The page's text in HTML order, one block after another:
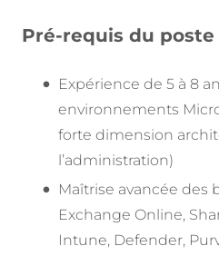
Pré-requis du poste
Expérience de 5 à 8
environnements
forte dimension
l’administration)
Maîtrise avancée des
Exchange Online,
Intune, Defender,